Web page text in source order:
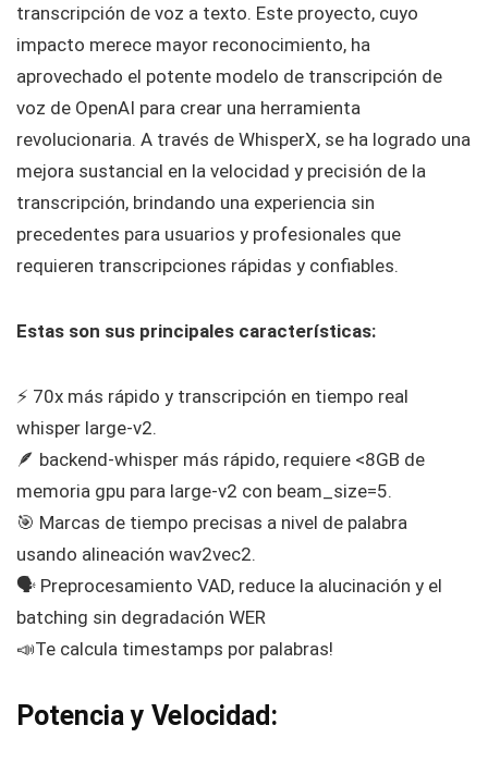
transcripción de voz a texto. Este proyecto, cuyo
impacto merece mayor reconocimiento, ha
aprovechado el potente modelo de transcripción de
voz de OpenAI para crear una herramienta
revolucionaria. A través de WhisperX, se ha logrado una
mejora sustancial en la velocidad y precisión de la
transcripción, brindando una experiencia sin
precedentes para usuarios y profesionales que
requieren transcripciones rápidas y confiables.
Estas son sus principales características:
⚡️ 70x más rápido y transcripción en tiempo real
whisper large-v2.
🪶 backend-whisper más rápido, requiere <8GB de
memoria gpu para large-v2 con beam_size=5.
🎯 Marcas de tiempo precisas a nivel de palabra
usando alineación wav2vec2.
🗣️ Preprocesamiento VAD, reduce la alucinación y el
batching sin degradación WER
📣Te calcula timestamps por palabras!
Potencia y Velocidad: